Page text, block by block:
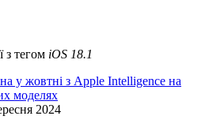
з тегом iOS 18.1
2024